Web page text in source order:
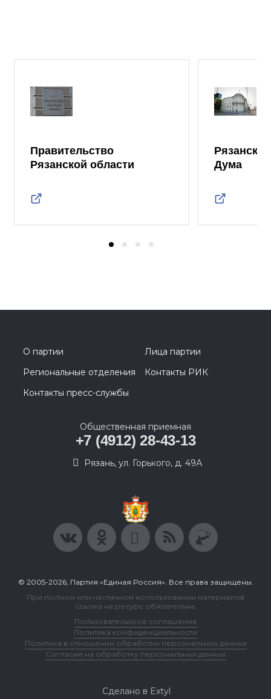
Правительство
Рязанской области
Дума
О партии
Лица партии
Региональные отделения
Контакты РИК
Контакты пресс-службы
Общественная приемная
+7 (4912) 28-43-13
Рязань, ул. Горького, д. 49А
© 2005-2026, Партия «Единая Россия». Все права защищены.
При полном или частичном использовании материалов
ссылка на ресурс обязательна.
Пользовательское соглашение
Политика конфиденциальности
Политика в отношении обработки персональных данных
Согласие на обработку персональных данных
Сделано в Extyl